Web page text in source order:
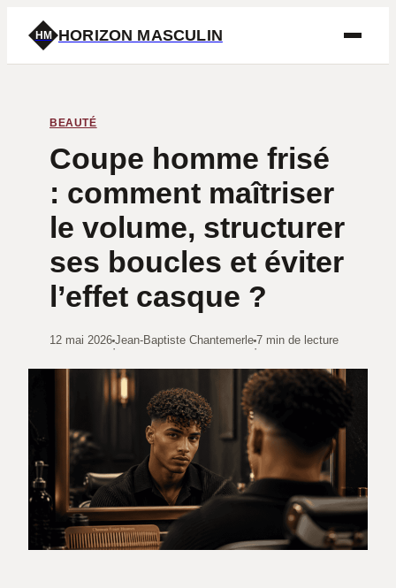
HM HORIZON MASCULIN
BEAUTÉ
Coupe homme frisé
: comment maîtriser
le volume, structurer
ses boucles et éviter
l’effet casque ?
12 mai 2026
·
Jean-Baptiste Chantemerle
·
7 min de lecture